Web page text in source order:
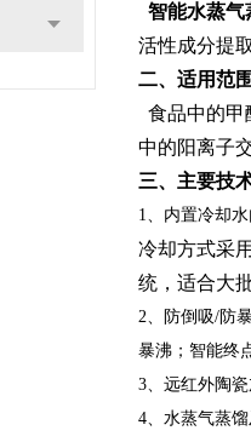
智能水蒸气
活性成分提
二、适用范
食品中的甲
中的阳离子
三、主要技
1、内置冷却
冷却方式采
统，适合大
2、防倒吸/防
暴沸；智能终
3、远红外陶
4、水蒸气蒸